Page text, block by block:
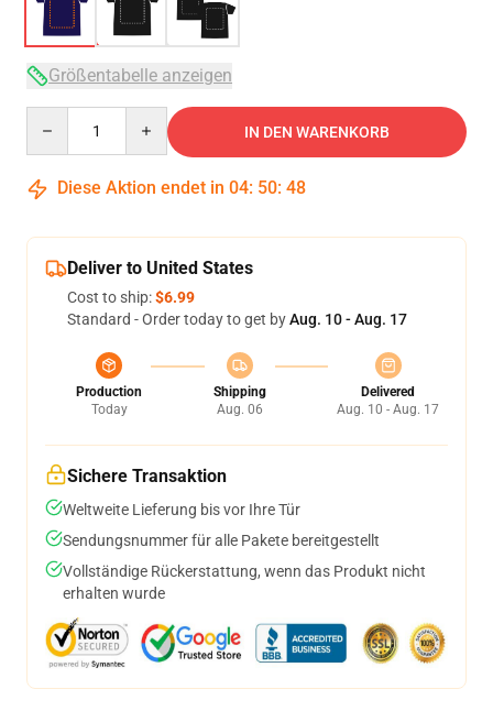
Größentabelle anzeigen
IN DEN WARENKORB
Diese Aktion endet in 04: 50: 47
Deliver to United States
Cost to ship:$6.99
Standard - Order today to get byAug. 10 - Aug. 17
Production
Today
Shipping
Aug. 06
Delivered
Aug. 10 - Aug. 17
Sichere Transaktion
Weltweite Lieferung bis vor Ihre Tür
Sendungsnummer für alle Pakete bereitgestellt
Vollständige Rückerstattung, wenn das Produkt nicht
erhalten wurde